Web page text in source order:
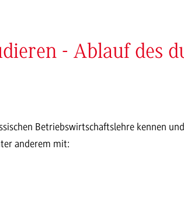
- Ablauf des
Betriebswirtschaftslehre kennen
anderem mit: